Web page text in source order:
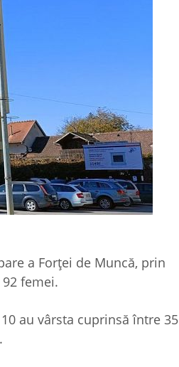
a Forţei de Muncă, prin
femei.
au vârsta cuprinsă între 35